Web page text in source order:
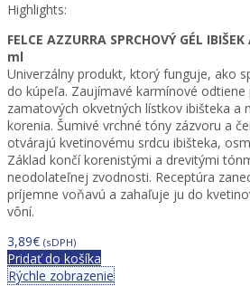
Highlights:
FELCE AZZURRA SPRCHOVÝ GÉL
ml
Univerzálny produkt, ktorý funguje, ako
do kúpeľa. Zaujímavé karmínové
zamatových okvetných lístkov ibišteka a
korenia. Šumivé vrchné tóny zázvoru a
otvárajú kvetinovému srdcu ibišteka,
Základ končí korenistými a drevitými
neodolateľnej zvodnosti. Receptúra
príjemne voňavú a zahaľuje ju do
vôní.
3,89€ (sDPH)
Pridať do košíka
Rýchle zobrazenie